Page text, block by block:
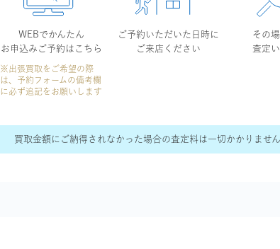
WEBでかんたん
お申込み ご予約はこちら
※出張買取をご希望の際
は、予約フォームの備考欄
に必ず追記をお願いします
ご予約いただいた 日時に
ご来店ください
その
査定
買取金額にご納得されなかった場合の査定料は一切かかりませ